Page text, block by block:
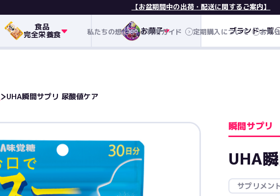
【お盆期間中の出荷・配送に関するご案内】
私たちの想い ご利用ガイド 定期購入について お知
食品
完全栄養食 お菓子 ブランド一覧
UHA瞬間サプリ 尿酸値ケア
瞬間サプリ
UHA
サプリメン